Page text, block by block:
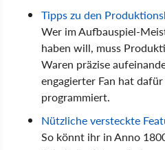
Tipps zu den
Wer im Aufbauspiel-
haben will, muss
Waren präzise
engagierter Fan hat
programmiert.
Nützliche versteckte
So könnt ihr in Anno